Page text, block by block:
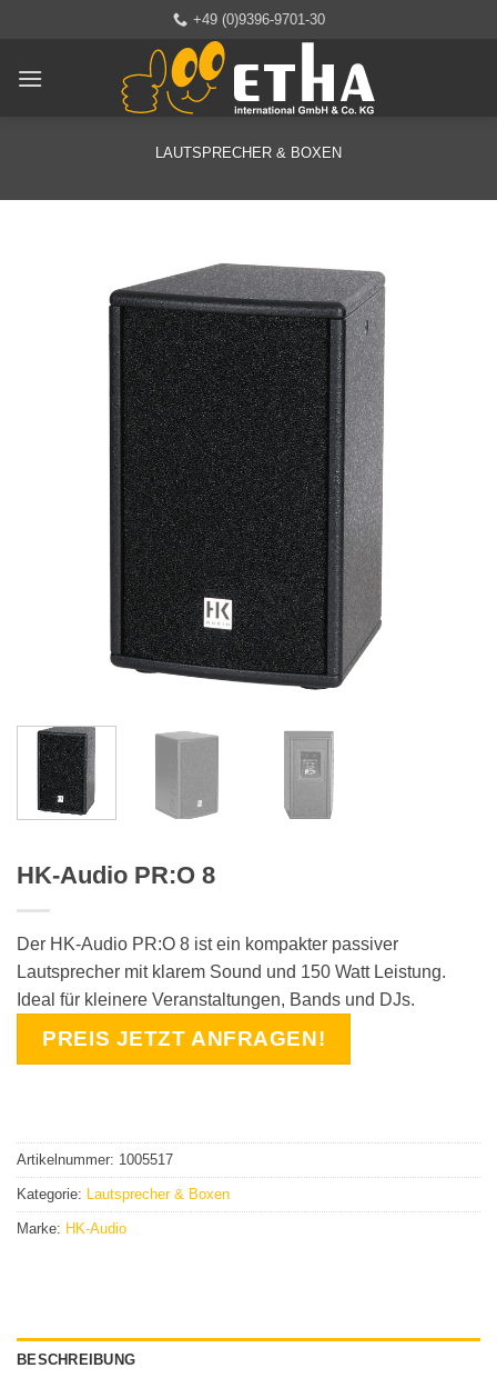
springen
+49 (0)9396-9701-30
LAUTSPRECHER & BOXEN
HK-Audio PR:O 8
Der HK-Audio PR:O 8 ist ein kompakter passiver
Lautsprecher mit klarem Sound und 150 Watt Leistung.
Ideal für kleinere Veranstaltungen, Bands und DJs.
PREIS JETZT ANFRAGEN!
Artikelnummer: 1005517
Kategorie: Lautsprecher & Boxen
Marke: HK-Audio
BESCHREIBUNG